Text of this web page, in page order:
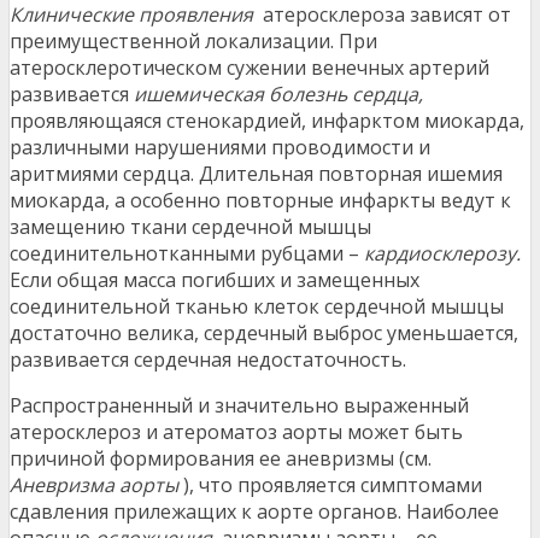
Клинические проявленияатеросклероза зависят от
преимущественной локализации. При
атеросклеротическом сужении венечных артерий
развивается ишемическая болезнь сердца,
проявляющаяся стенокардией, инфарктом миокарда,
различными нарушениями проводимости и
аритмиями сердца. Длительная повторная ишемия
миокарда, а особенно повторные инфаркты ведут к
замещению ткани сердечной мышцы
соединительнотканными рубцами – кардиосклерозу.
Если общая масса погибших и замещенных
соединительной тканью клеток сердечной мышцы
достаточно велика, сердечный выброс уменьшается,
развивается сердечная недостаточность.
Распространенный и значительно выраженный
атеросклероз и атероматоз аорты может быть
причиной формирования ее аневризмы (см.
Аневризма аорты), что проявляется симптомами
сдавления прилежащих к аорте органов. Наиболее